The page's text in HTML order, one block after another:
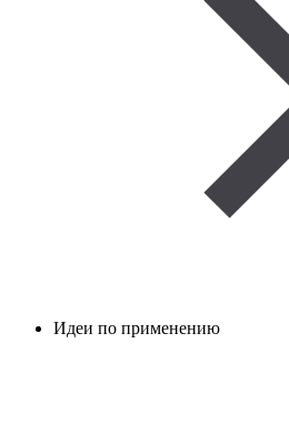
Идеи по применению